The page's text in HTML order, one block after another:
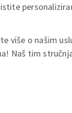
više o našim
Naš tim